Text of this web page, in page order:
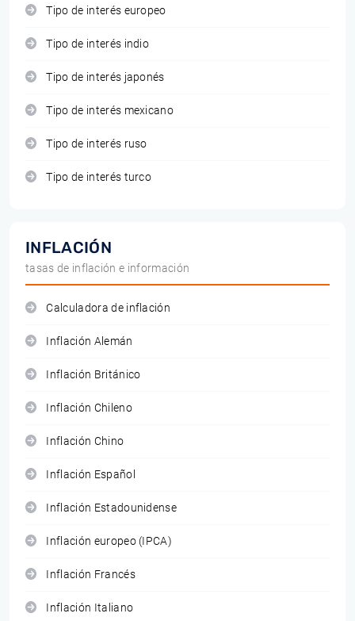
Tipo de interés europeo
Tipo de interés indio
Tipo de interés japonés
Tipo de interés mexicano
Tipo de interés ruso
Tipo de interés turco
INFLACIÓN
tasas de inflación e información
Calculadora de inflación
Inflación Alemán
Inflación Británico
Inflación Chileno
Inflación Chino
Inflación Español
Inflación Estadounidense
Inflación europeo (IPCA)
Inflación Francés
Inflación Italiano